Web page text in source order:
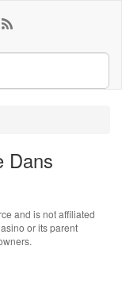
Dans
and is not affiliated
or its parent